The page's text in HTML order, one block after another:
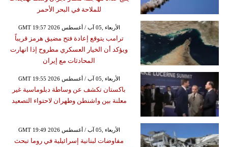
للملاحة في البحر الأحمر
GMT 19:57 2026 الأربعاء ,05 آب / أغسطس
ترامب يتوقع إعادة فتح مضيق هرمز قريباً
ويؤكد أن الخيار العسكري مطروح إذا انهارت
المحادثات مع إيران
GMT 19:55 2026 الأربعاء ,05 آب / أغسطس
باكستان تكشف عن وساطة دبلوماسية غير
معلنة بين واشنطن وطهران لاحتواء التصعيد
GMT 19:49 2026 الأربعاء ,05 آب / أغسطس
مفاوضات لبنانية إسرائيلية في روما تبحث